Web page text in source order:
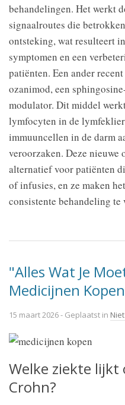
behandelingen. Het werkt
signaalroutes die
ontsteking, wat resulteert
symptomen en een
patiënten. Een ander
ozanimod, een
modulator. Dit middel
lymfocyten in de
immuuncellen in de darm
veroorzaken. Deze nieuwe
alternatief voor patiënten
of infusies, en ze maken
consistente behandeling te
"Alles Wat Je
Medicijnen
15 maart 2026- Geplaatst in
Welke ziekte lijkt
Crohn?